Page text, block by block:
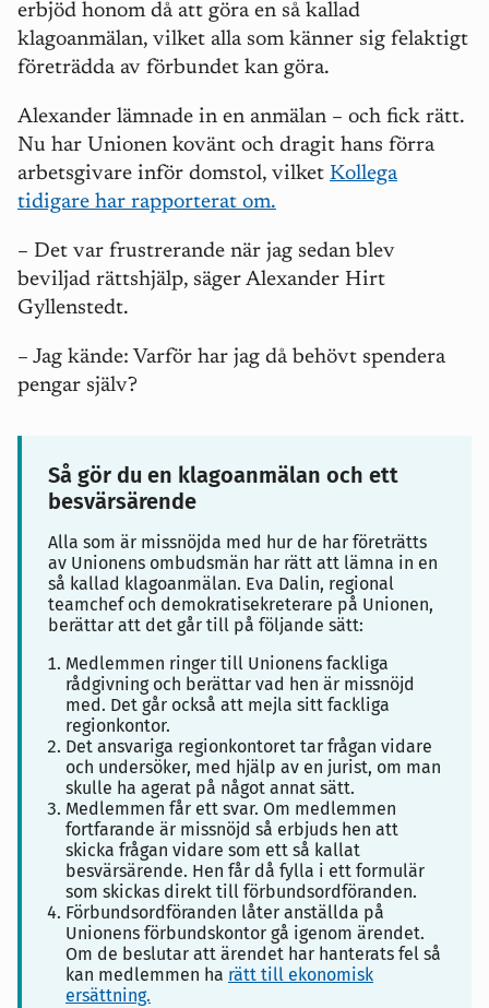
erbjöd honom då att göra en så kallad
klagoanmälan, vilket alla som känner sig felaktigt
företrädda av förbundet kan göra.
Alexander lämnade in en anmälan – och fick rätt.
Nu har Unionen kovänt och dragit hans förra
arbetsgivare inför domstol, vilket Kollega
tidigare har rapporterat om.
– Det var frustrerande när jag sedan blev
beviljad rättshjälp, säger Alexander Hirt
Gyllenstedt.
– Jag kände: Varför har jag då behövt spendera
pengar själv?
Så gör du en klagoanmälan och ett
besvärsärende
Alla som är missnöjda med hur de har företrätts
av Unionens ombudsmän har rätt att lämna in en
så kallad klagoanmälan. Eva Dalin, regional
teamchef och demokratisekreterare på Unionen,
berättar att det går till på följande sätt:
Medlemmen ringer till Unionens fackliga
rådgivning och berättar vad hen är missnöjd
med. Det går också att mejla sitt fackliga
regionkontor.
Det ansvariga regionkontoret tar frågan vidare
och undersöker, med hjälp av en jurist, om man
skulle ha agerat på något annat sätt.
Medlemmen får ett svar. Om medlemmen
fortfarande är missnöjd så erbjuds hen att
skicka frågan vidare som ett så kallat
besvärsärende. Hen får då fylla i ett formulär
som skickas direkt till förbundsordföranden.
Förbundsordföranden låter anställda på
Unionens förbundskontor gå igenom ärendet.
Om de beslutar att ärendet har hanterats fel så
kan medlemmen ha rätt till ekonomisk
ersättning.